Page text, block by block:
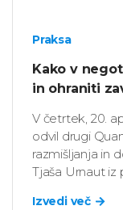
Praksa
Kako v
in ohraniti
V četrtek, 20.
odvil drugi
razmišljanja in
Tjaša Urnaut iz
Izvedi več